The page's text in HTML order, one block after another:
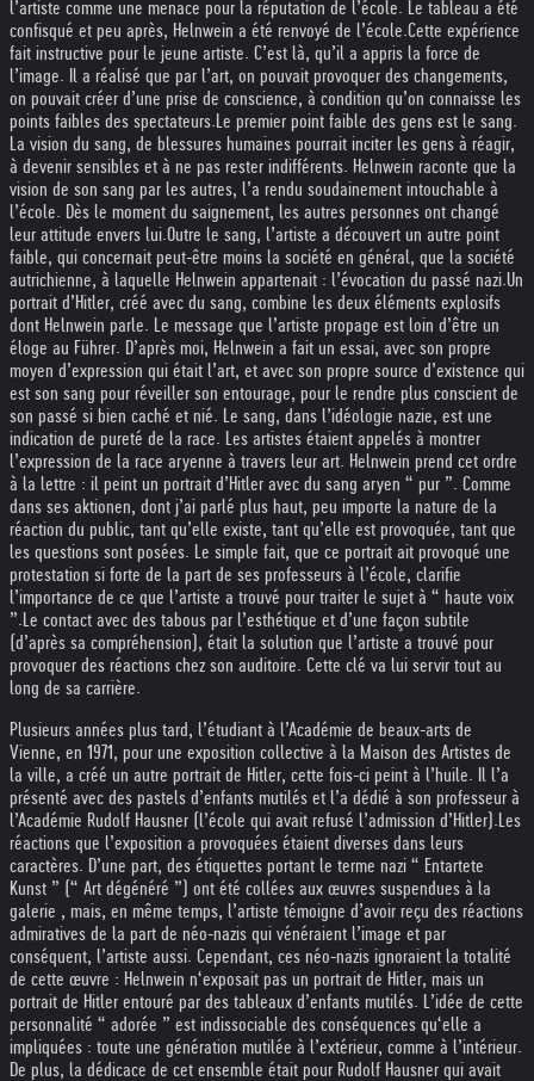
l’artiste comme une menace pour la réputation de l’école. Le tableau a été
confisqué et peu après, Helnwein a été renvoyé de l’école.Cette expérience
fait instructive pour le jeune artiste. C’est là, qu’il a appris la force de
l’image. Il a réalisé que par l’art, on pouvait provoquer des changements,
on pouvait créer d’une prise de conscience, à condition qu’on connaisse les
points faibles des spectateurs. Le premier point faible des gens est le sang.
La vision du sang, de blessures humaines pourrait inciter les gens à réagir,
à devenir sensibles et à ne pas rester indifférents. Helnwein raconte que la
vision de son sang par les autres, l’a rendu soudainement intouchable à
l’école. Dès le moment du saignement, les autres personnes ont changé
leur attitude envers lui.Outre le sang, l’artiste a découvert un autre point
faible, qui concernait peut-être moins la société en général, que la société
autrichienne, à laquelle Helnwein appartenait : l’évocation du passé nazi.Un
portrait d’Hitler, créé avec du sang, combine les deux éléments explosifs
dont Helnwein parle. Le message que l’artiste propage est loin d’être un
éloge au Führer. D’après moi, Helnwein a fait un essai, avec son propre
moyen d’expression qui était l’art, et avec son propre source d’existence qui
est son sang pour réveiller son entourage, pour le rendre plus conscient de
son passé si bien caché et nié. Le sang, dans l’idéologie nazie, est une
indication de pureté de la race. Les artistes étaient appelés à montrer
l’expression de la race aryenne à travers leur art. Helnwein prend cet ordre
à la lettre : il peint un portrait d’Hitler avec du sang aryen “ pur ”. Comme
dans ses aktionen, dont j’ai parlé plus haut, peu importe la nature de la
réaction du public, tant qu’elle existe, tant qu’elle est provoquée, tant que
les questions sont posées. Le simple fait, que ce portrait ait provoqué une
protestation si forte de la part de ses professeurs à l’école, clarifie
l’importance de ce que l’artiste a trouvé pour traiter le sujet à “ haute voix
”. Le contact avec des tabous par l’esthétique et d’une façon subtile
(d’après sa compréhension), était la solution que l’artiste a trouvé pour
provoquer des réactions chez son auditoire. Cette clé va lui servir tout au
long de sa carrière.
Plusieurs années plus tard, l’étudiant à l’Académie de beaux-arts de
Vienne, en 1971, pour une exposition collective à la Maison des Artistes de
la ville, a créé un autre portrait de Hitler, cette fois-ci peint à l’huile. Il l’a
présenté avec des pastels d’enfants mutilés et l’a dédié à son professeur à
l’Académie Rudolf Hausner (l’école qui avait refusé l’admission d’Hitler). Les
réactions que l’exposition a provoquées étaient diverses dans leurs
caractères. D’une part, des étiquettes portant le terme nazi “ Entartete
Kunst ” (“ Art dégénéré ”) ont été collées aux œuvres suspendues à la
galerie , mais, en même temps, l’artiste témoigne d’avoir reçu des réactions
admiratives de la part de néo-nazis qui vénéraient l’image et par
conséquent, l’artiste aussi. Cependant, ces néo-nazis ignoraient la totalité
de cette œuvre : Helnwein n‘exposait pas un portrait de Hitler, mais un
portrait de Hitler entouré par des tableaux d’enfants mutilés. L’idée de cette
personnalité “ adorée ” est indissociable des conséquences qu‘elle a
impliquées : toute une génération mutilée à l’extérieur, comme à l’intérieur.
De plus, la dédicace de cet ensemble était pour Rudolf Hausner qui avait